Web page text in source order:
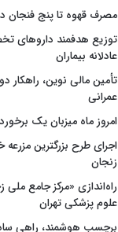
مصرف قهوه تا پنج فنجان
توزیع هدفمند داروهای
عادلانه بیماران
تأمین مالی نوین،
عمرانی
امروز ماه میزبان یک
اجرای طرح بزرگترین
زنجان
راه‌اندازی «مرکز جامع
علوم پزشکی تهران
برچسب هوشمند، راهی